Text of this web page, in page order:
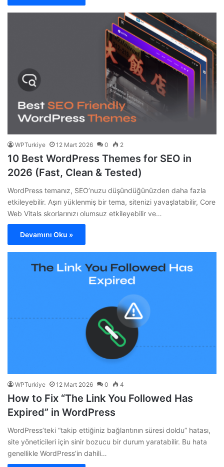
WPTurkiye 12 Mart 2026 0 2
10 Best WordPress Themes for SEO in
2026 (Fast, Clean & Tested)
WordPress temanız, SEO’nuzu düşündüğünüzden daha fazla
etkileyebilir. Aşırı yüklenmiş bir tema, sitenizi yavaşlatabilir, Core
Web Vitals skorlarınızı olumsuz etkileyebilir ve…
Devamını Oku »
WPTurkiye 12 Mart 2026 0 4
How to Fix “The Link You Followed Has
Expired” in WordPress
WordPress’teki “takip ettiğiniz bağlantının süresi doldu” hatası,
site yöneticileri için sinir bozucu bir durum yaratabilir. Bu hata
genellikle WordPress’in dahili…